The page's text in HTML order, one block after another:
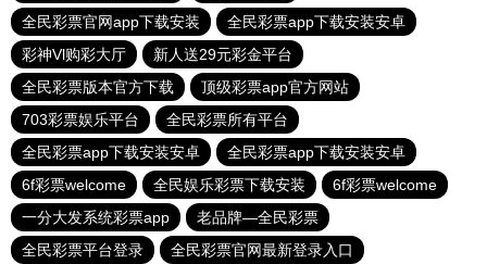
全民彩票官网app下载安装
全民彩票app下载安装安卓
彩神Vl购彩大厅
新人送29元彩金平台
全民彩票版本官方下载
顶级彩票app官方网站
703彩票娱乐平台
全民彩票所有平台
全民彩票app下载安装安卓
全民彩票app下载安装安卓
6f彩票welcome
全民娱乐彩票下载安装
6f彩票welcome
一分大发系统彩票app
老品牌—全民彩票
全民彩票平台登录
全民彩票官网最新登录入口